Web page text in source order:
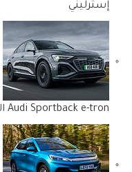
إسترليني
Audi Sportback e-tron الجديدة في جولة